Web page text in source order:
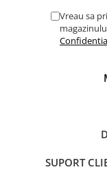
Tahometre
Accesorii
Osciloscoape
Vreau sa
SUPORT